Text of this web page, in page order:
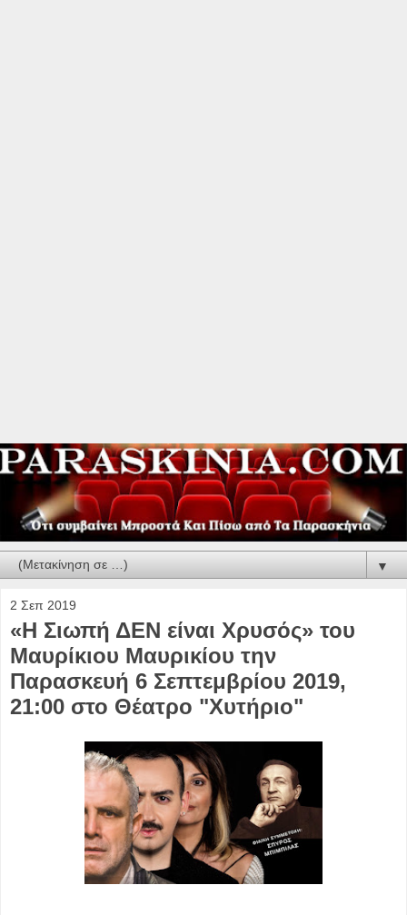
▼
2 Σεπ 2019
«Η Σιωπή ΔΕΝ είναι Χρυσός» του
Μαυρίκιου Μαυρικίου την
Παρασκευή 6 Σεπτεμβρίου 2019,
21:00 στο Θέατρο "Χυτήριο"